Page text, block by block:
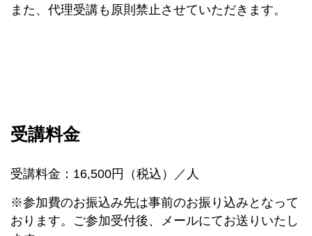
また、代理受講も原則禁止させていただきます。
受講料金
受講料金：16,500円（税込）／人
※参加費のお振込み先は事前のお振り込みとなって
おります。ご参加受付後、メールにてお送りいたし